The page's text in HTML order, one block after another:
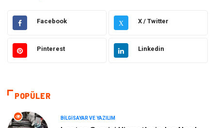
Elektrik Elektronik Ulaşım ve Taşımacılık
Gıda Eğitim & Kariyer
Hukuk
Giyim Turizm
Facebook X X / Twitter
Pinterest Linkedin
POPÜLER
BILGISAYAR VE YAZILIM